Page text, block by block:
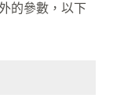
的參數，以下